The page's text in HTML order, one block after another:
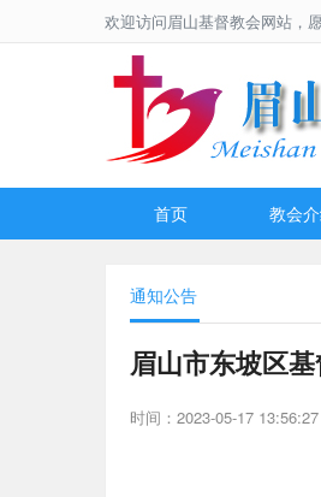
欢迎访问眉山基督教会网站，
首页 教会
通知公告
眉山市东坡区
时间：2023-05-17 13:56:27